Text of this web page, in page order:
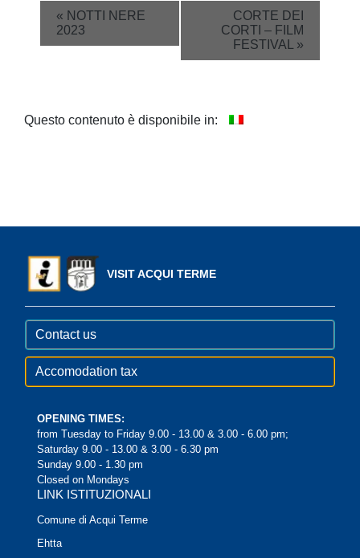
Event
Navigation
« NOTTI NERE
2023
CORTE DEI
CORTI – FILM
FESTIVAL »
Questo contenuto è disponibile in:
VISIT ACQUI TERME
Contact us
Accomodation tax
OPENING TIMES:
from Tuesday to Friday 9.00 - 13.00 & 3.00 - 6.00 pm;
Saturday 9.00 - 13.00 & 3.00 - 6.30 pm
Sunday 9.00 - 1.30 pm
Closed on Mondays
LINK ISTITUZIONALI
Comune di Acqui Terme
Ehtta